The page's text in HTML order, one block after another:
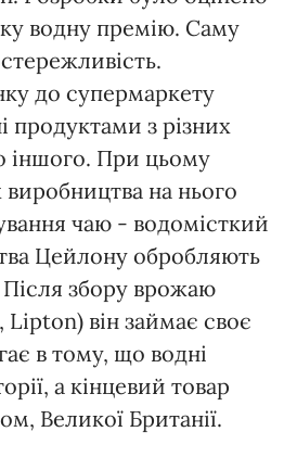
водну премію. Саму
до супермаркету
продуктами з різних
іншого. При цьому
виробництва на нього
чаю - водомісткий
Цейлону обробляють
Після збору врожаю
він займає своє
в тому, що водні
а кінцевий товар
Великої Британії.